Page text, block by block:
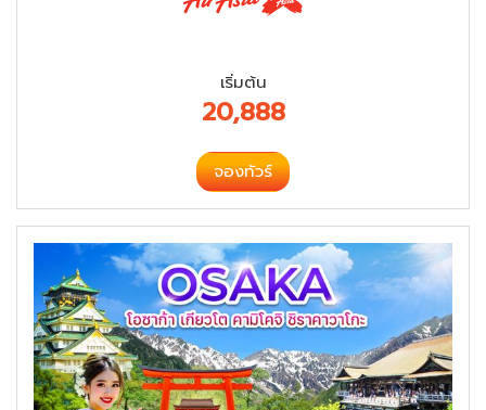
เริ่มต้น
20,888
จองทัวร์